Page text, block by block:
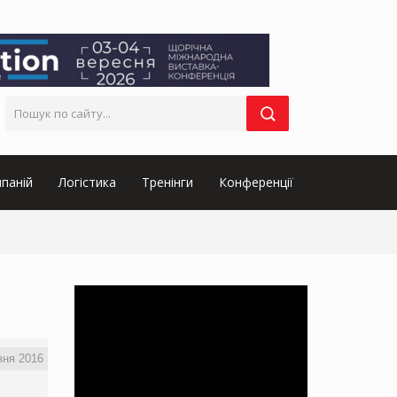
Логістика Тренінги Конференції
2016